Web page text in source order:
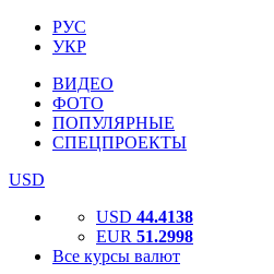
РУС
УКР
ВИДЕО
ФОТО
ПОПУЛЯРНЫЕ
СПЕЦПРОЕКТЫ
USD
USD 44.4138
EUR 51.2998
Все курсы валют